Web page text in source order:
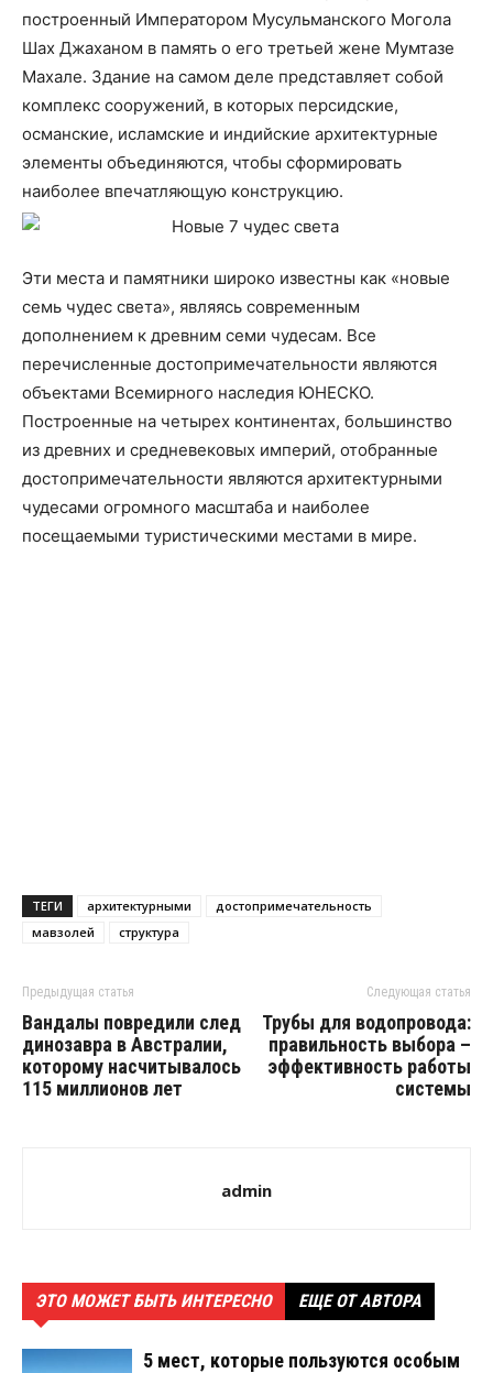
построенный Императором Мусульманского Могола
Шах Джаханом в память о его третьей жене Мумтазе
Махале. Здание на самом деле представляет собой
комплекс сооружений, в которых персидские,
османские, исламские и индийские архитектурные
элементы объединяются, чтобы сформировать
наиболее впечатляющую конструкцию.
Эти места и памятники широко известны как «новые
семь чудес света», являясь современным
дополнением к древним семи чудесам. Все
перечисленные достопримечательности являются
объектами Всемирного наследия ЮНЕСКО.
Построенные на четырех континентах, большинство
из древних и средневековых империй, отобранные
достопримечательности являются архитектурными
чудесами огромного масштаба и наиболее
посещаемыми туристическими местами в мире.
ТЕГИ архитектурными
достопримечательность
мавзолей
структура
Предыдущая статья
Вандалы повредили след
динозавра в Австралии,
которому насчитывалось
115 миллионов лет
Следующая статья
Трубы для водопровода:
правильность выбора –
эффективность работы
системы
admin
ЭТО МОЖЕТ БЫТЬ ИНТЕРЕСНО ЕЩЕ ОТ АВТОРА
5 мест, которые пользуются особым